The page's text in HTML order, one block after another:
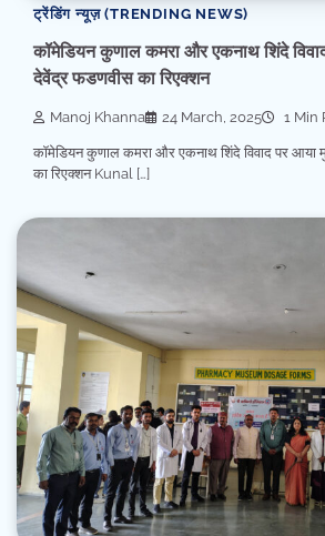
ट्रेंडिंग न्यूज़ (TRENDING NEWS)
कॉमेडियन कुणाल कमरा और एकनाथ शिंदे
देवेंद्र फडणवीस का रिएक्शन
Manoj Khanna 24 March, 2025 1 Min
कॉमेडियन कुणाल कमरा और एकनाथ शिंदे विवाद पर आया
का रिएक्शन Kunal […]